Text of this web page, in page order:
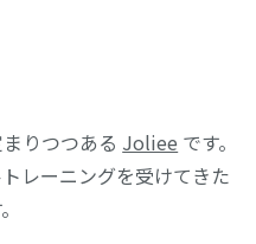
りつつある Joliee です。
レーニングを受けてきた